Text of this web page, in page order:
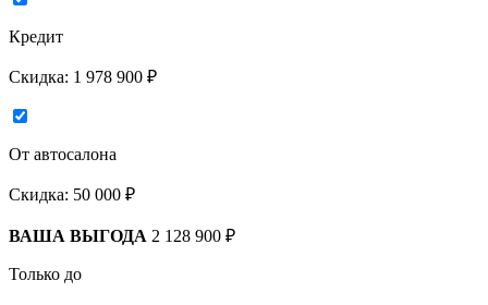
Кредит
Скидка: 1 978 900 ₽
От автосалона
Скидка: 50 000 ₽
ВАША ВЫГОДА 2 128 900 ₽
Только до